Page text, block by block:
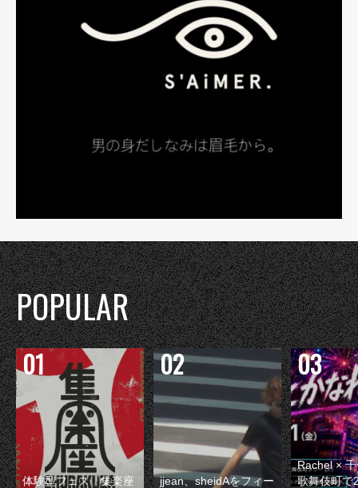
POPULAR
体験型フェス『集楽座
jjean、sheidAをフィー
Rachel ×
歌舞伎町で